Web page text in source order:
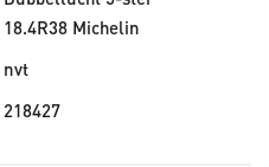
18.4R38 Michelin
nvt
218427